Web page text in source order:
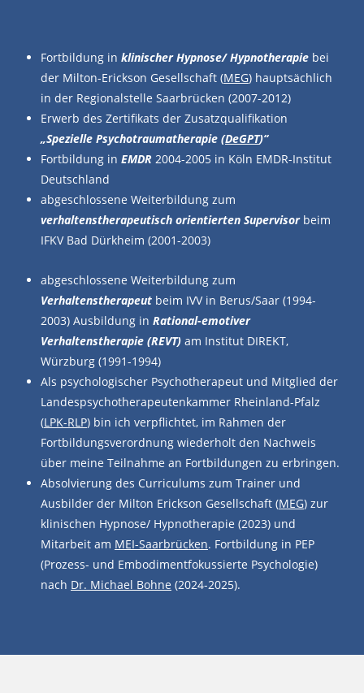
Fortbildung in klinischer Hypnose/ Hypnotherapie bei
der Milton-Erickson Gesellschaft (MEG) hauptsächlich
in der Regionalstelle Saarbrücken (2007-2012)
Erwerb des Zertifikats der Zusatzqualifikation
„Spezielle Psychotraumatherapie (DeGPT)“
Fortbildung in EMDR 2004-2005 in Köln EMDR-Institut
Deutschland
abgeschlossene Weiterbildung zum
verhaltenstherapeutisch orientierten Supervisor beim
IFKV Bad Dürkheim (2001-2003)
abgeschlossene Weiterbildung zum
Verhaltenstherapeut beim IVV in Berus/Saar (1994-
2003) Ausbildung in Rational-emotiver
Verhaltenstherapie (REVT) am Institut DIREKT,
Würzburg (1991-1994)
Als psychologischer Psychotherapeut und Mitglied der
Landespsychotherapeutenkammer Rheinland-Pfalz
(LPK-RLP) bin ich verpflichtet, im Rahmen der
Fortbildungsverordnung wiederholt den Nachweis
über meine Teilnahme an Fortbildungen zu erbringen.
Absolvierung des Curriculums zum Trainer und
Ausbilder der Milton Erickson Gesellschaft (MEG) zur
klinischen Hypnose/ Hypnotherapie (2023) und
Mitarbeit am MEI-Saarbrücken. Fortbildung in PEP
(Prozess- und Embodimentfokussierte Psychologie)
nach Dr. Michael Bohne (2024-2025).